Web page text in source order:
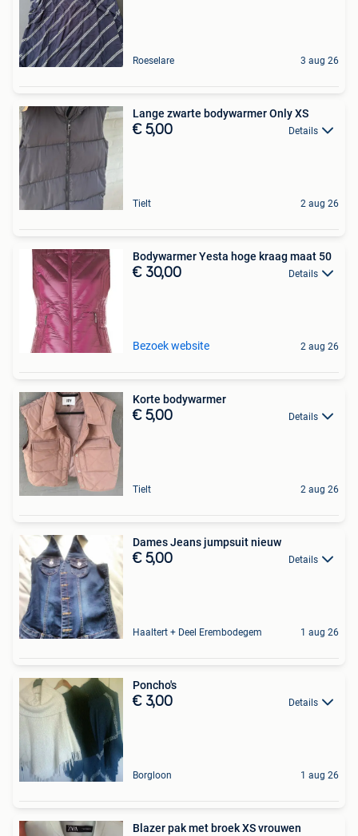
Roeselare 3 aug 26
Lange zwarte bodywarmer Only XS
€ 5,00 Details
Tielt 2 aug 26
Bodywarmer Yesta hoge kraag maat 50
€ 30,00 Details
Bezoek website 2 aug 26
Korte bodywarmer
€ 5,00 Details
Tielt 2 aug 26
Dames Jeans jumpsuit nieuw
€ 5,00 Details
Haaltert + Deel Erembodegem 1 aug 26
Poncho's
€ 3,00 Details
Borgloon 1 aug 26
Blazer pak met broek XS vrouwen